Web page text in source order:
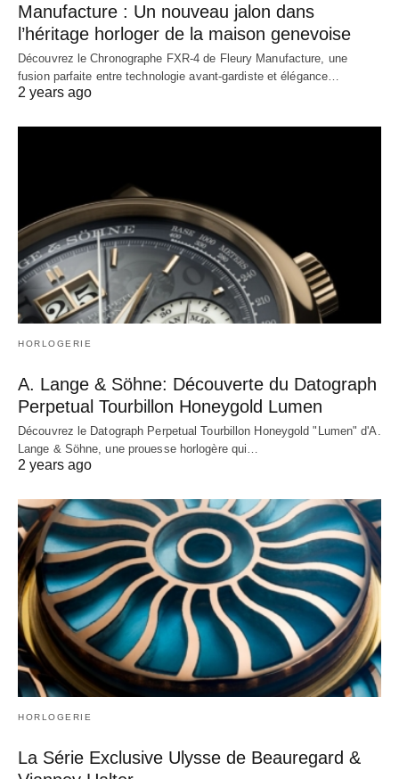
Manufacture : Un nouveau jalon dans
l’héritage horloger de la maison genevoise
Découvrez le Chronographe FXR-4 de Fleury Manufacture, une
fusion parfaite entre technologie avant-gardiste et élégance…
2 years ago
HORLOGERIE
A. Lange & Söhne: Découverte du Datograph
Perpetual Tourbillon Honeygold Lumen
Découvrez le Datograph Perpetual Tourbillon Honeygold "Lumen" d'A.
Lange & Söhne, une prouesse horlogère qui…
2 years ago
HORLOGERIE
La Série Exclusive Ulysse de Beauregard &